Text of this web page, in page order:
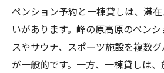
ペンション予約と一棟貸しは、滞
いがあります。峰の原高原のペン
スやサウナ、スポーツ施設を複数
が一般的です。一方、一棟貸しは